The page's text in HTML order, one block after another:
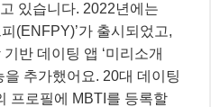
있습니다. 2022년에는
(ENFPY)’가 출시되었고,
반 데이팅 앱 ‘미리소개
을 추가했어요. 20대 데이팅
프로필에 MBTI를 등록할